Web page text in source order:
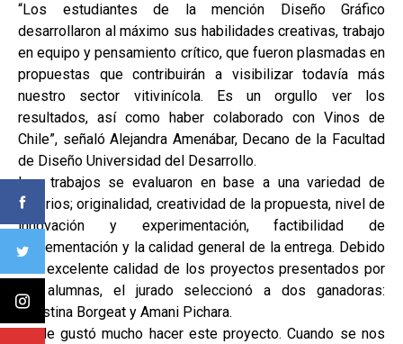
“Los estudiantes de la mención Diseño Gráfico
desarrollaron al máximo sus habilidades creativas, trabajo
en equipo y pensamiento crítico, que fueron plasmadas en
propuestas que contribuirán a visibilizar todavía más
nuestro sector vitivinícola. Es un orgullo ver los
resultados, así como haber colaborado con Vinos de
Chile”, señaló Alejandra Amenábar, Decano de la Facultad
de Diseño Universidad del Desarrollo.
Los trabajos se evaluaron en base a una variedad de
criterios; originalidad, creatividad de la propuesta, nivel de
innovación y experimentación, factibilidad de
implementación y la calidad general de la entrega. Debido
a la excelente calidad de los proyectos presentados por
las alumnas, el jurado seleccionó a dos ganadoras:
Agustina Borgeat y Amani Pichara.
"Me gustó mucho hacer este proyecto. Cuando se nos